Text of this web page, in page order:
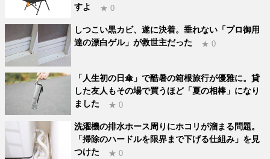
すよ
★ 0
しつこい黒カビ、遂に決着。垂れない「プロ御用
達の漂白ゲル」が救世主だった
★ 0
「人生初の日傘」で酷暑の箱根旅行が優雅に。貸
した友人もその場で買うほど「夏の相棒」になり
ました
★ 0
洗濯機の排水ホース周りにホコリが溜まる問題。
「掃除のハードルを限界まで下げる仕組み」を見
つけた
★ 0